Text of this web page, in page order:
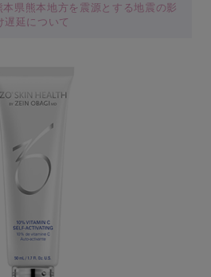
本県熊本地方を震源とする地震の影
遅延について